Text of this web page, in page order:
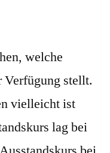
welche
stellt.
vielleicht ist
lag bei